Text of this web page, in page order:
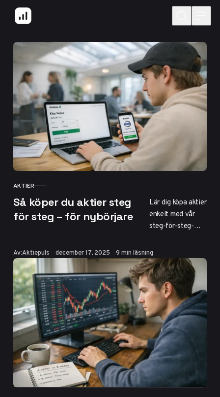
Hoppa till innehåll
KATEGORI
AKTIER
Så köper du aktier steg
för steg – för nybörjare
Lär dig köpa aktier
enkelt med vår
steg-för-steg-
nybörjare. Öppna
ISK på Avanza
eller Nordnet, 0 kr
courtage upp till
50 000 kr. Börja
med 1000 kr –
risker, plattformar
och misstag att
undvika.
Av:Aktiepuls Publicerad
december 17, 2025 9 min läsning